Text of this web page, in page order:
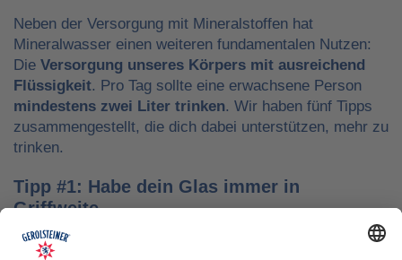
Neben der Versorgung mit Mineralstoffen hat
Mineralwasser einen weiteren fundamentalen Nutzen:
Die Versorgung unseres Körpers mit ausreichend
Flüssigkeit. Pro Tag sollte eine erwachsene Person
mindestens zwei Liter trinken. Wir haben fünf Tipps
zusammengestellt, die dich dabei unterstützen, mehr zu
trinken.
Tipp #1: Habe dein Glas immer in
Griffweite
Ob bei der Arbeit oder während der Freizeit: Wasser